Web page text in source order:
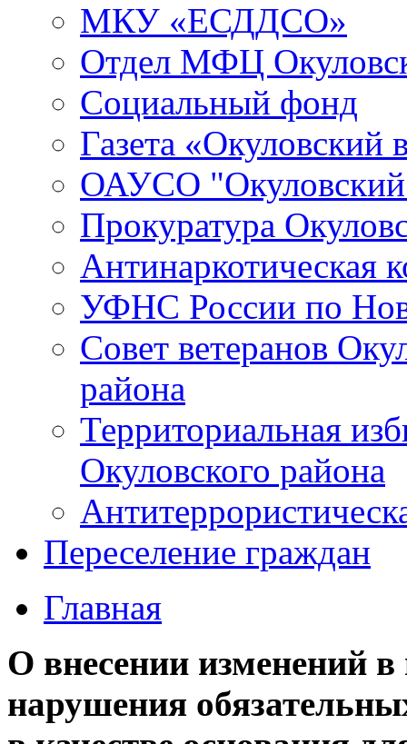
МКУ «ЕСДДСО»
Отдел МФЦ
Социальный фонд
Газета «Окуловский
ОАУСО
Прокуратура
Антинаркотическая
УФНС России по
Совет ветеранов
района
Территориальная
Окуловского района
Переселение граждан
Главная
О внесении изменений
нарушения